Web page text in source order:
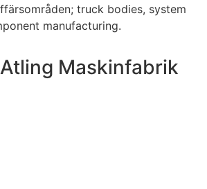
truck bodies, system
manufacturing.
Maskinfabrik